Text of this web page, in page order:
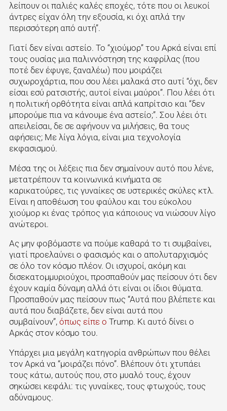
λείπουν οι παλιές καλές εποχές, τότε που οι λευκοί
άντρες είχαν όλη την εξουσία, κι όχι απλά την
περισσότερη από αυτή”.
Γιατί δεν είναι αστείο. Το “χιούμορ” του Αρκά είναι επί
τους ουσίας μια παλιννόστηση της καφρίλας (που
ποτέ δεν έφυγε, ξαναλέω) που μοιράζει
συχωροχάρτια, που σου λέει μαλακά στο αυτί “όχι, δεν
είσαι εσύ ρατσιστής, αυτοί είναι μαύροι”. Που λέει ότι
η πολιτική ορθότητα είναι απλά καπρίτσιο και “δεν
μπορούμε πια να κάνουμε ένα αστείο;”. Σου λέει ότι
απειλείσαι, δε σε αφήνουν να μιλήσεις, θα τους
αφήσεις; Με λίγα λόγια, είναι μια τεχνολογία
εκφασισμού.
Μέσα της οι λέξεις πια δεν σημαίνουν αυτό που λένε,
μετατρέπουν τα κοινωνικά κινήματα σε
καρικατούρες, τις γυναίκες σε υστερικές σκύλες κτλ.
Είναι η αποθέωση του φαύλου και του εύκολου
χιούμορ κι ένας τρόπος για κάποιους να νιώσουν λίγο
ανώτεροι.
Ας μην φοβόμαστε να πούμε καθαρά το τι συμβαίνει,
γιατί προελαύνει ο φασισμός και ο απολυταρχισμός
σε όλο τον κόσμο πλέον. Οι ισχυροί, ακόμη και
δισεκατομμυριούχοι, προσπαθούν μας πείσουν ότι δεν
έχουν καμία δύναμη αλλά ότι είναι οι ίδιοι θύματα.
Προσπαθούν μας πείσουν πως “Αυτά που βλέπετε και
αυτά που διαβάζετε, δεν είναι αυτά που
συμβαίνουν”, όπως είπε ο Trump. Κι αυτό δίνει ο
Αρκάς στον κόσμο του.
Υπάρχει μια μεγάλη κατηγορία ανθρώπων που θέλει
τον Αρκά να “μοιράζει πόνο”. Βλέπουν ότι χτυπάει
τους κάτω, αυτούς που, στο μυαλό τους, έχουν
σηκώσει κεφάλι: τις γυναίκες, τους φτωχούς, τους
αδύναμους.